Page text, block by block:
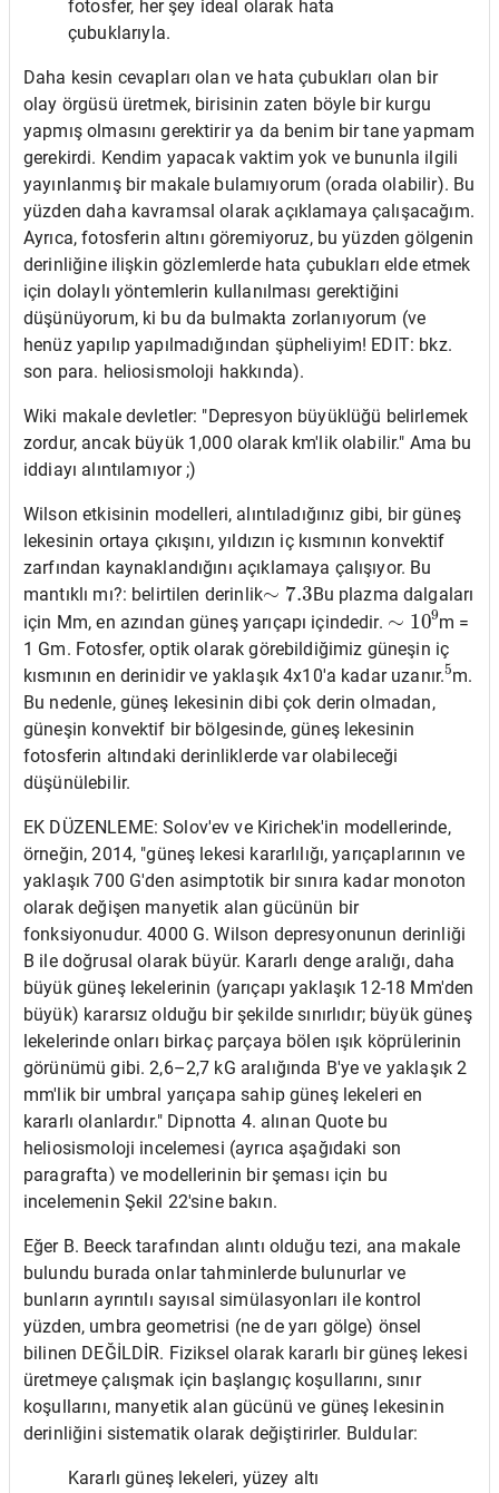
fotosfer, her şey ideal olarak hata
çubuklarıyla.
Daha kesin cevapları olan ve hata çubukları olan bir
olay örgüsü üretmek, birisinin zaten böyle bir kurgu
yapmış olmasını gerektirir ya da benim bir tane yapmam
gerekirdi. Kendim yapacak vaktim yok ve bununla ilgili
yayınlanmış bir makale bulamıyorum (orada olabilir). Bu
yüzden daha kavramsal olarak açıklamaya çalışacağım.
Ayrıca, fotosferin altını göremiyoruz, bu yüzden gölgenin
derinliğine ilişkin gözlemlerde hata çubukları elde etmek
için dolaylı yöntemlerin kullanılması gerektiğini
düşünüyorum, ki bu da bulmakta zorlanıyorum (ve
henüz yapılıp yapılmadığından şüpheliyim! EDIT: bkz.
son para. heliosismoloji hakkında).
Wiki makale devletler: "Depresyon büyüklüğü belirlemek
zordur, ancak büyük 1,000 olarak km'lik olabilir." Ama bu
iddiayı alıntılamıyor ;)
Wilson etkisinin modelleri, alıntıladığınız gibi, bir güneş
lekesinin ortaya çıkışını, yıldızın iç kısmının konvektif
zarfından kaynaklandığını açıklamaya çalışıyor. Bu
mantıklı mı?: belirtilen derinlik
∼7.3
Bu plazma dalgaları
için Mm, en azından güneş yarıçapı içindedir.
∼109
m =
1 Gm. Fotosfer, optik olarak görebildiğimiz güneşin iç
kısmının en derinidir ve yaklaşık 4x10'a kadar uzanır.
5
m.
Bu nedenle, güneş lekesinin dibi çok derin olmadan,
güneşin konvektif bir bölgesinde, güneş lekesinin
fotosferin altındaki derinliklerde var olabileceği
düşünülebilir.
EK DÜZENLEME: Solov'ev ve Kirichek'in modellerinde,
örneğin, 2014, "güneş lekesi kararlılığı, yarıçaplarının ve
yaklaşık 700 G'den asimptotik bir sınıra kadar monoton
olarak değişen manyetik alan gücünün bir
fonksiyonudur. 4000 G. Wilson depresyonunun derinliği
B ile doğrusal olarak büyür. Kararlı denge aralığı, daha
büyük güneş lekelerinin (yarıçapı yaklaşık 12-18 Mm'den
büyük) kararsız olduğu bir şekilde sınırlıdır; büyük güneş
lekelerinde onları birkaç parçaya bölen ışık köprülerinin
görünümü gibi. 2,6–2,7 kG aralığında B'ye ve yaklaşık 2
mm'lik bir umbral yarıçapa sahip güneş lekeleri en
kararlı olanlardır." Dipnotta 4. alınan Quote bu
heliosismoloji incelemesi (ayrıca aşağıdaki son
paragrafta) ve modellerinin bir şeması için bu
incelemenin Şekil 22'sine bakın.
Eğer B. Beeck tarafından alıntı olduğu tezi, ana makale
bulundu burada onlar tahminlerde bulunurlar ve
bunların ayrıntılı sayısal simülasyonları ile kontrol
yüzden, umbra geometrisi (ne de yarı gölge) önsel
bilinen DEĞİLDİR. Fiziksel olarak kararlı bir güneş lekesi
üretmeye çalışmak için başlangıç ​​koşullarını, sınır
koşullarını, manyetik alan gücünü ve güneş lekesinin
derinliğini sistematik olarak değiştirirler. Buldular:
Kararlı güneş lekeleri, yüzey altı